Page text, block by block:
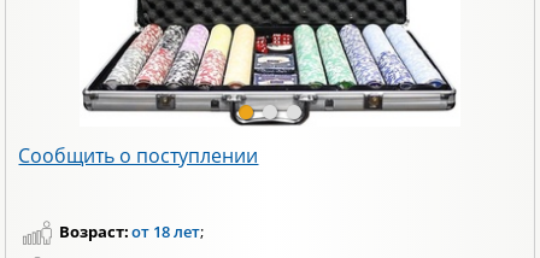
Сообщить о поступлении
Возраст:от 18 лет;